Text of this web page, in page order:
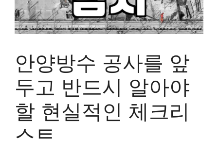
안양방수 공사를 앞
두고 반드시 알아야
할 현실적인 체크리
스트